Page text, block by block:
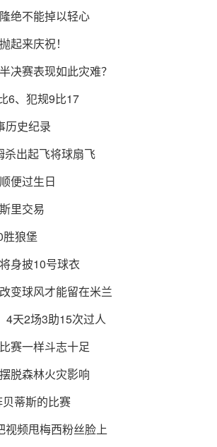
绝不能掉以轻心
起来庆祝！
决赛表现如此灾难？
6、犯规9比17
历史纪录
杀出起飞将球扇飞
便过生日
里交易
胜狼堡
身披10号球衣
变球风才能留在米兰
4天2场3助15次过人
赛一样斗志十足
脱森林火灾影响
蒂斯的比赛
视频甩梅西粉丝脸上